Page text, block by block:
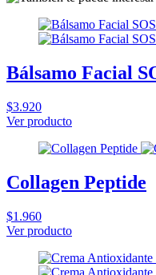
Bálsamo Facial
$3.920
Ver producto
Collagen Peptide
$1.960
Ver producto